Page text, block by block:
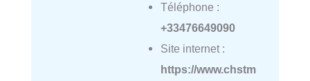
Téléphone :
+33476649090
Site internet :
https://www.chstm